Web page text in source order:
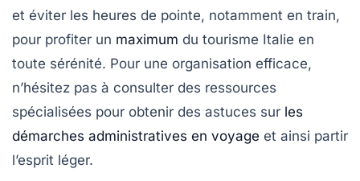
et éviter les heures de pointe, notamment en train,
pour profiter un maximum du tourisme Italie en
toute sérénité. Pour une organisation efficace,
n’hésitez pas à consulter des ressources
spécialisées pour obtenir des astuces sur les
démarches administratives en voyage et ainsi partir
l’esprit léger.